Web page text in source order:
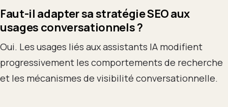
Faut-il adapter sa stratégie SEO aux
usages conversationnels ?
Oui. Les usages liés aux assistants IA modifient
progressivement les comportements de recherche
et les mécanismes de visibilité conversationnelle.